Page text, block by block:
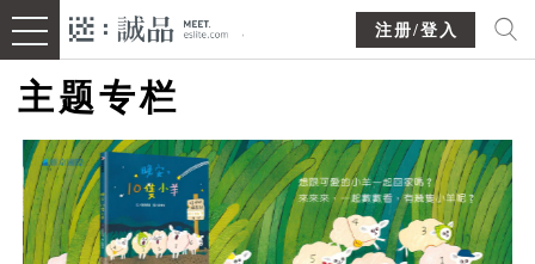
注册/登入
主题专栏